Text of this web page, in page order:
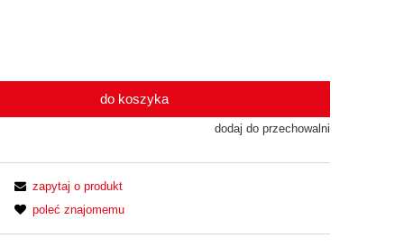
do koszyka
dodaj do przechowalni
zapytaj o produkt
poleć znajomemu